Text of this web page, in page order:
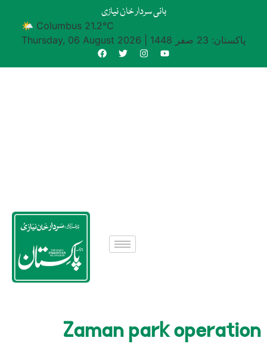
بانی سردار خان نیازی
🌤 Columbus 21.2°C
Thursday, 06 August 2026
پاکستان: 23 صفر 1448
Zaman park operation